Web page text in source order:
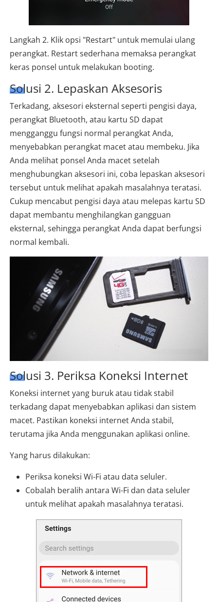
Langkah 2. Klik opsi "Restart" untuk memulai ulang
perangkat. Restart sederhana memaksa perangkat
keras ponsel untuk melakukan booting.
Solusi 2. Lepaskan Aksesoris
Terkadang, aksesori eksternal seperti pengisi daya,
perangkat Bluetooth, atau kartu SD dapat
mengganggu fungsi normal perangkat Anda,
menyebabkan perangkat macet atau membeku. Jika
Anda melihat ponsel Anda macet setelah
menghubungkan aksesori ini, coba lepaskan aksesori
tersebut untuk melihat apakah masalahnya teratasi.
Cukup mencabut pengisi daya atau melepas kartu SD
dapat membantu menghilangkan gangguan
eksternal, sehingga perangkat Anda dapat berfungsi
normal kembali.
Solusi 3. Periksa Koneksi Internet
Koneksi internet yang buruk atau tidak stabil
terkadang dapat menyebabkan aplikasi dan sistem
macet. Pastikan koneksi internet Anda stabil,
terutama jika Anda menggunakan aplikasi online.
Yang harus dilakukan:
Periksa koneksi Wi-Fi atau data seluler.
Cobalah beralih antara Wi-Fi dan data seluler
untuk melihat apakah masalahnya teratasi.